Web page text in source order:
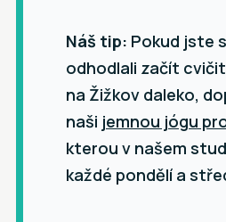
Náš tip: Pokud jste
odhodlali začít
na Žižkov daleko,
naši jemnou jógu
kterou v našem
každé pondělí a